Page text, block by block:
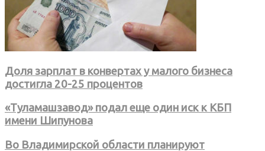
Доля зарплат в конвертах у малого бизнеса
достигла 20-25 процентов
«Туламашзавод» подал еще один иск к КБП
имени Шипунова
Во Владимирской области планируют